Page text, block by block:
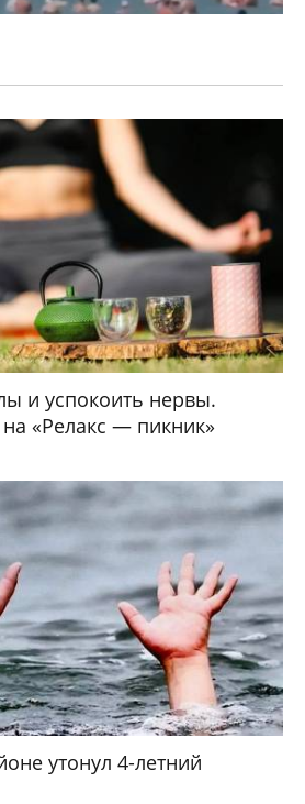
и успокоить нервы.
«Релакс — пикник»
утонул 4-летний